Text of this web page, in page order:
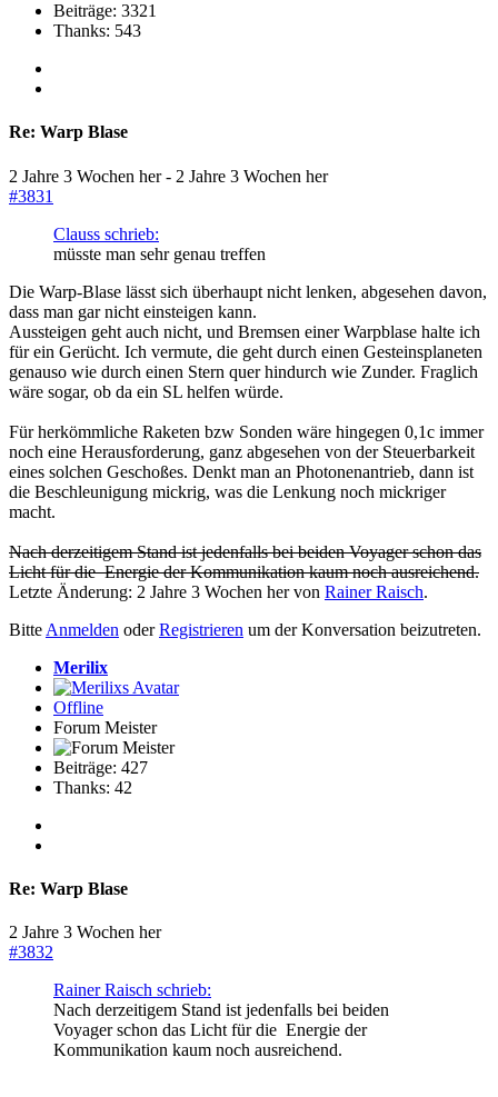
Beiträge: 3321
Thanks: 543
Re: Warp Blase
2 Jahre 3 Wochen her- 2 Jahre 3 Wochen her
#3831
Clauss schrieb:
müsste man sehr genau treffen
Die Warp-Blase lässt sich überhaupt nicht lenken, abgesehen davon,
dass man gar nicht einsteigen kann.
Aussteigen geht auch nicht, und Bremsen einer Warpblase halte ich
für ein Gerücht. Ich vermute, die geht durch einen Gesteinsplaneten
genauso wie durch einen Stern quer hindurch wie Zunder. Fraglich
wäre sogar, ob da ein SL helfen würde.
Für herkömmliche Raketen bzw Sonden wäre hingegen 0,1c immer
noch eine Herausforderung, ganz abgesehen von der Steuerbarkeit
eines solchen Geschoßes. Denkt man an Photonenantrieb, dann ist
die Beschleunigung mickrig, was die Lenkung noch mickriger
macht.
Nach derzeitigem Stand ist jedenfalls bei beiden Voyager schon das
Licht für die Energie der Kommunikation kaum noch ausreichend.
Letzte Änderung: 2 Jahre 3 Wochen her von Rainer Raisch.
Bitte Anmelden oderRegistrieren um der Konversation beizutreten.
Merilix
Offline
Forum Meister
Beiträge: 427
Thanks: 42
Re: Warp Blase
2 Jahre 3 Wochen her
#3832
Rainer Raisch schrieb:
Nach derzeitigem Stand ist jedenfalls bei beiden
Voyager schon das Licht für die Energie der
Kommunikation kaum noch ausreichend.